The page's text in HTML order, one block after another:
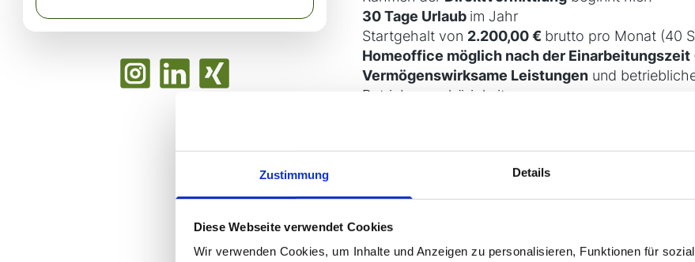
Zustimmung Details
Diese Webseite verwendet Cookies
Wir verwenden Cookies, um Inhalte und Anzeigen zu personalisieren, Funktionen für
30 Tage Urlaub im Jahr
Startgehalt von 2.200,00 € brutto pro Monat (40
Homeoffice möglich nach der Einarbeitungszeit
Vermögenswirksame Leistungenund
Betriebszugehörigkeit
Sehr gute Anbindung an den ÖPNV sowie
Hauseigene Trainingsabteilung
Ihre Aufgaben...